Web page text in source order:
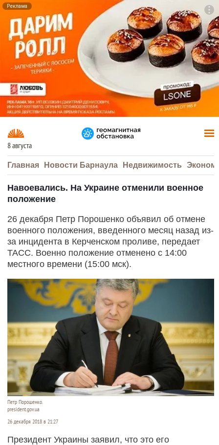
Реклама
8 августа
Главная Новости Барнаула Недвижимость
Навоевались. На Украине отменили военное
положение
26 декабря Петр Порошенко объявил об отмене
военного положения, введенного месяц назад из-
за инцидента в Керченском проливе, передает
ТАСС. Военно положение отменено с 14:00
местного времени (15:00 мск).
Петр Порошенко.
president.gov.ua
26 декабря 2018 в 21:27
Президент Украины заявил, что это его